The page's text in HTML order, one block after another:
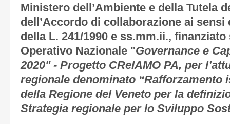
Ministero dell’Ambiente e della Tutela
dell’Accordo di collaborazione ai sensi
della L. 241/1990 e ss.mm.ii.,
Operativo Nazionale "Governance e
2020" - Progetto CReIAMO PA, per
regionale denominato “Rafforzamento
della Regione del Veneto per la
Strategia regionale per lo Sviluppo